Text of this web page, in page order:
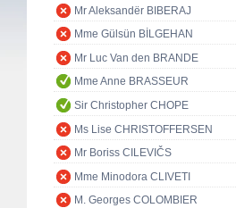
Mr Aleksandër BIBERAJ
Mme Gülsün BİLGEHAN
Mr Luc Van den BRANDE
Mme Anne BRASSEUR
Sir Christopher CHOPE
Ms Lise CHRISTOFFERSEN
Mr Boriss CILEVIČS
Mme Minodora CLIVETI
M. Georges COLOMBIER